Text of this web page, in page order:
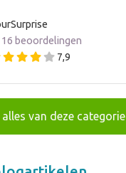
16 beoordelingen
7,9
alles van deze categorie